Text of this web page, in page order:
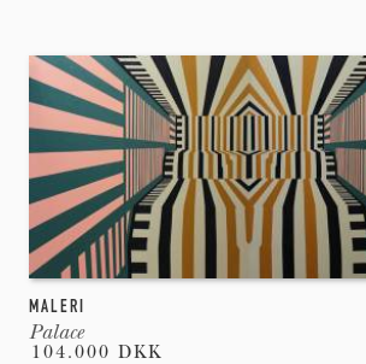
MALERI
Palace
104.000 DKK